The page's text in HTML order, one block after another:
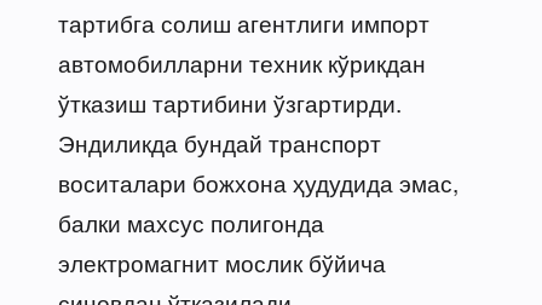
тартибга солиш агентлиги импорт
автомобилларни техник кўрикдан
ўтказиш тартибини ўзгартирди.
Эндиликда бундай транспорт
воситалари божхона ҳудудида эмас,
балки махсус полигонда
электромагнит мослик бўйича